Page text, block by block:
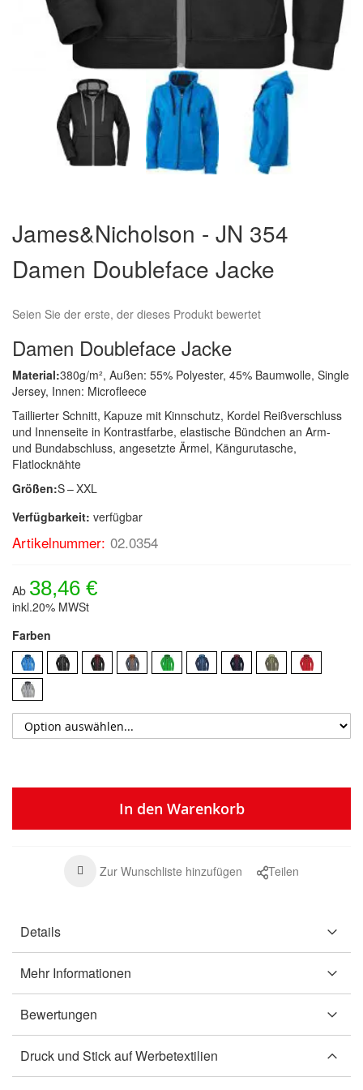
der
Bildergalerie
springen
James&Nicholson - JN 354
Damen Doubleface Jacke
Seien Sie der erste, der dieses Produkt bewertet
Damen Doubleface Jacke
Material:380g/m², Außen: 55% Polyester, 45% Baumwolle, Single
Jersey, Innen: Microfleece
Taillierter Schnitt, Kapuze mit Kinnschutz, Kordel Reißverschluss
und Innenseite in Kontrastfarbe, elastische Bündchen an Arm-
und Bundabschluss, angesetzte Ärmel, Kängurutasche,
Flatlocknähte
Größen:S – XXL
Verfügbarkeit: verfügbar
Artikelnummer: 02.0354
Ab 38,46 €
inkl.20% MWSt
Farben
In den Warenkorb
Zur Wunschliste hinzufügen Teilen
Details
Mehr Informationen
Bewertungen
Druck und Stick auf Werbetextilien